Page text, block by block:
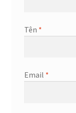
Tên *
Email *